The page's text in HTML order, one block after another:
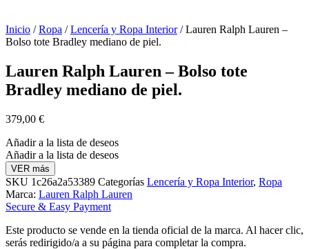
Inicio /Ropa /Lencería y Ropa Interior/ Lauren Ralph Lauren –
Bolso tote Bradley mediano de piel.
Lauren Ralph Lauren – Bolso tote
Bradley mediano de piel.
379,00 €
Añadir a la lista de deseos
Añadir a la lista de deseos
VER más
SKU 1c26a2a53389 Categorías Lencería y Ropa Interior, Ropa
Marca: Lauren Ralph Lauren
Secure & Easy Payment
Este producto se vende en la tienda oficial de la marca. Al hacer clic,
serás redirigido/a a su página para completar la compra.